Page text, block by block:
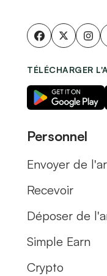
TÉLÉCHARGER
Personnel
Envoyer de
Recevoir
Déposer de
Simple Earn
Crypto